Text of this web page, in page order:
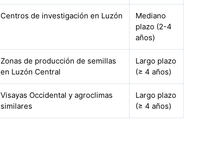
Centros de investigación en Luzón
Mediano
plazo (2-4
años)
Zonas de producción de semillas
en Luzón Central
Largo plazo
(≥ 4 años)
Visayas Occidental y agroclimas
similares
Largo plazo
(≥ 4 años)